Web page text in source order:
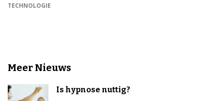
TECHNOLOGIE
Meer Nieuws
Is hypnose nuttig?